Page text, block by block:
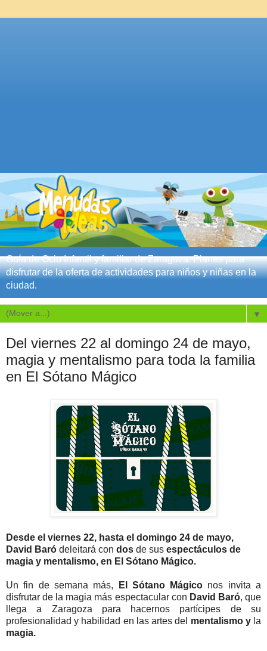
Guía de Ocio Infantil y familiar de Zaragoza. Planes para
disfrutar de la oferta de actividades para niños y niñas en la
ciudad.
▼
Del viernes 22 al domingo 24 de mayo,
magia y mentalismo para toda la familia
en El Sótano Mágico
Desde el viernes 22, hasta el domingo 24 de mayo,
David Baró deleitará con dos de sus espectáculos de
magia y mentalismo, en El Sótano Mágico.
Un fin de semana más, El Sótano Mágico nos invita a
disfrutar de la magia más espectacular con David Baró, que
llega a Zaragoza para hacernos partícipes de su
profesionalidad y habilidad en las artes del mentalismo y la
magia.